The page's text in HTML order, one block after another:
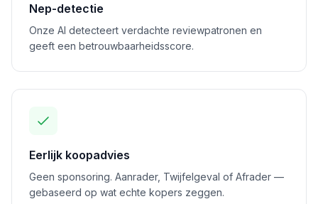
Nep-detectie
Onze AI detecteert verdachte reviewpatronen en
geeft een betrouwbaarheidsscore.
Eerlijk koopadvies
Geen sponsoring. Aanrader, Twijfelgeval of Afrader —
gebaseerd op wat echte kopers zeggen.